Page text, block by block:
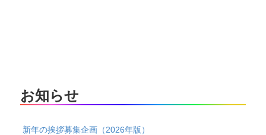
お知らせ
新年の挨拶募集企画（2026年版）